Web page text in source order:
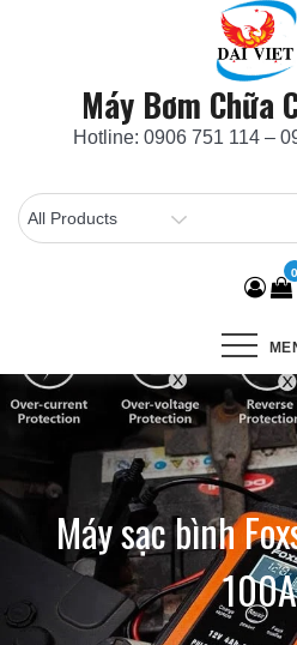
Máy Bơm Chữa
Hotline: 0906 751 114 –
0
Máy sạc bình